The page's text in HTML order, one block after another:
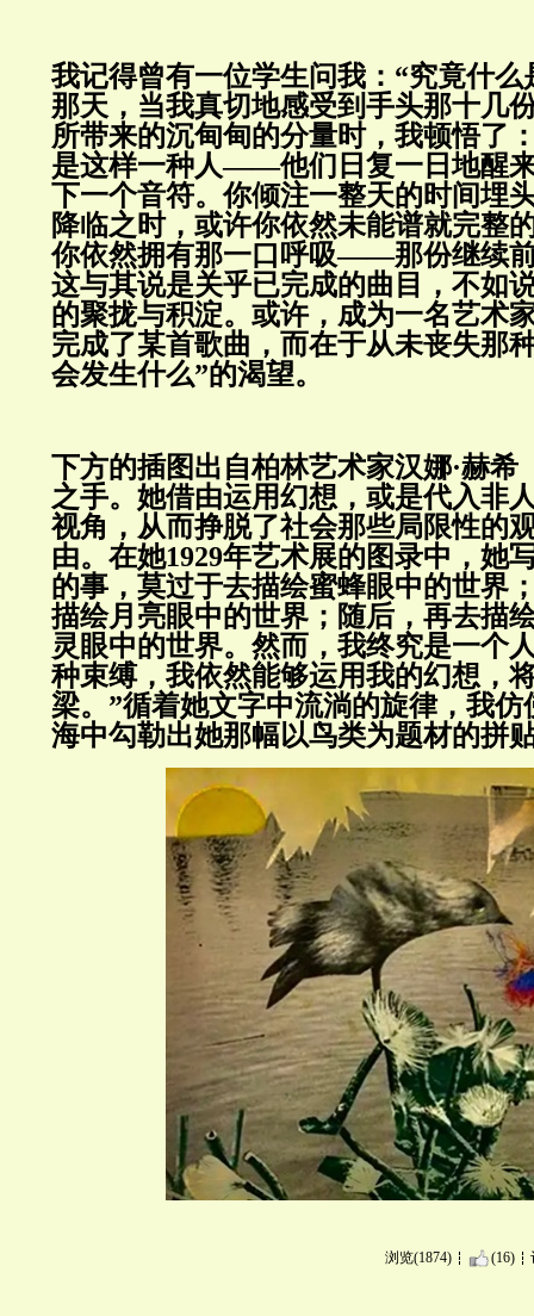
我记得曾有一位学生问我：“究竟什么
那天，当我真切地感受到手头那十几
所带来的沉甸甸的分量时，我顿悟了
是这样一种人——他们日复一日地醒
下一个音符。你倾注一整天的时间埋
降临之时，或许你依然未能谱就完整
你依然拥有那一口呼吸——那份继续
这与其说是关乎已完成的曲目，不如
的聚拢与积淀。或许，成为一名艺术
完成了某首歌曲，而在于从未丧失那
会发生什么”的渴望。
下方的插图出自柏林艺术家汉娜·赫希
之手。她借由运用幻想，或是代入非
视角，从而挣脱了社会那些局限性的
由。在她1929年艺术展的图录中，她
的事，莫过于去描绘蜜蜂眼中的世界
描绘月亮眼中的世界；随后，再去描
灵眼中的世界。然而，我终究是一个
种束缚，我依然能够运用我的幻想，
梁。”循着她文字中流淌的旋律，我
海中勾勒出她那幅以鸟类为题材的拼
浏览(1874) (16)